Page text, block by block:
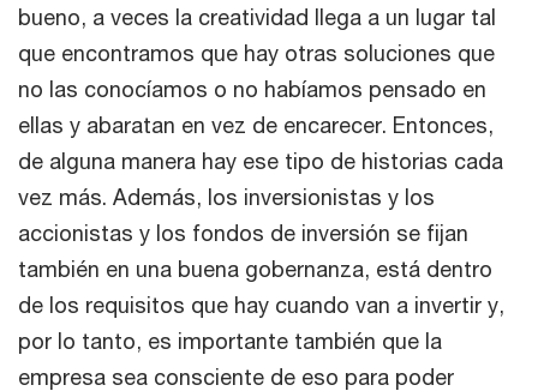
bueno, a veces la creatividad llega a un lugar tal
que encontramos que hay otras soluciones que
no las conocíamos o no habíamos pensado en
ellas y abaratan en vez de encarecer. Entonces,
de alguna manera hay ese tipo de historias cada
vez más. Además, los inversionistas y los
accionistas y los fondos de inversión se fijan
también en una buena gobernanza, está dentro
de los requisitos que hay cuando van a invertir y,
por lo tanto, es importante también que la
empresa sea consciente de eso para poder